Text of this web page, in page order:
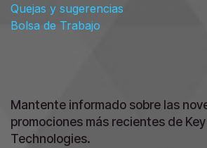
Quejas y sugerencias
Bolsa de Trabajo
Mantente informado sobre las
promociones más recientes de
Technologies.